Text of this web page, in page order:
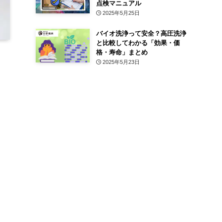
点検マニュアル
2025年5月25日
バイオ洗浄って安全？高圧洗浄
と比較してわかる「効果・価
格・寿命」まとめ
2025年5月23日